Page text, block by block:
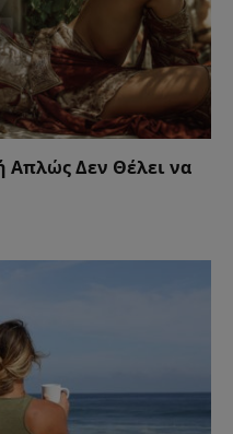
Απλώς Δεν Θέλει να